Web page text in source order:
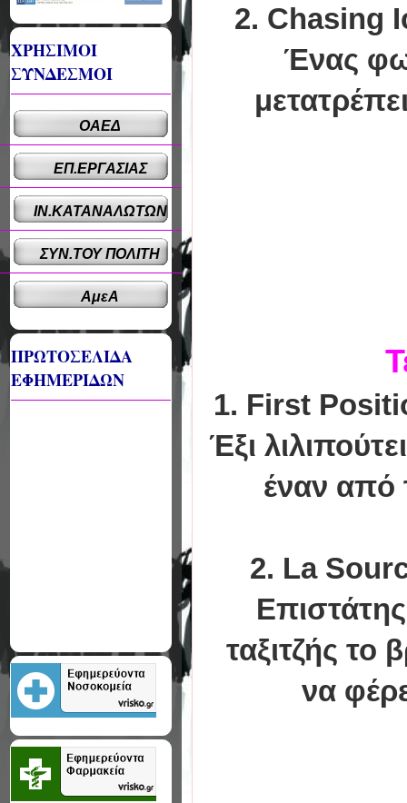
2. Chasing
Ένας
1. First
Έξι
έναν από
2. La
ταξιτζής το
να
ΧΡΗΣΙΜΟΙ
ΣΥΝΔΕΣΜΟΙ
ΟΑΕΔ
ΕΠ.ΕΡΓΑΣΙΑΣ
ΙΝ.ΚΑΤΑΝΑΛΩΤΩΝ
ΣΥΝ.ΤΟΥ ΠΟΛΙΤΗ
ΑμεΑ
ΠΡΩΤΟΣΕΛΙΔΑ
ΕΦΗΜΕΡΙΔΩΝ